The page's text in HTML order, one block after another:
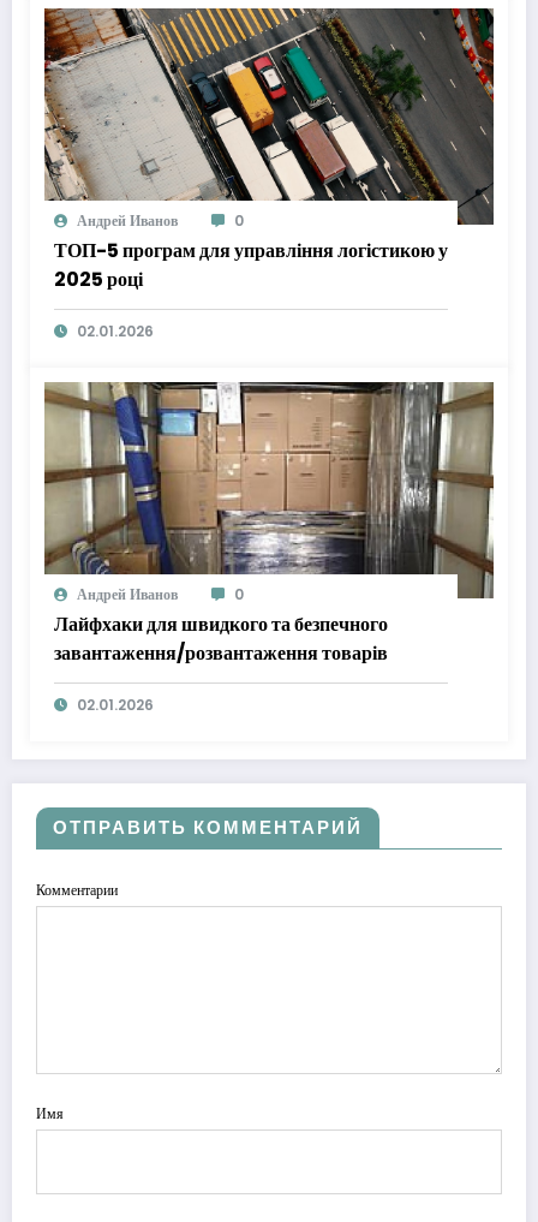
Андрей Иванов 0
ТОП-5 програм для управління логістикою у
2025 році
02.01.2026
Андрей Иванов 0
Лайфхаки для швидкого та безпечного
завантаження/розвантаження товарів
02.01.2026
ОТПРАВИТЬ КОММЕНТАРИЙ
Комментарии
Имя